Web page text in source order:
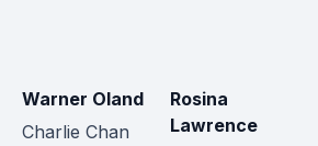
Warner Oland
Charlie Chan
Rosina
Lawrence